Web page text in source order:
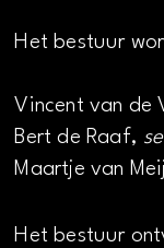
Het bestuur
Vincent van de
Bert de Raaf,
Maartje van
Het bestuur